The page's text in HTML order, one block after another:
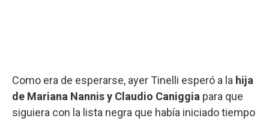
Como era de esperarse, ayer Tinelli esperó a la hija
de Mariana Nannis y Claudio Caniggia para que
siguiera con la lista negra que había iniciado tiempo